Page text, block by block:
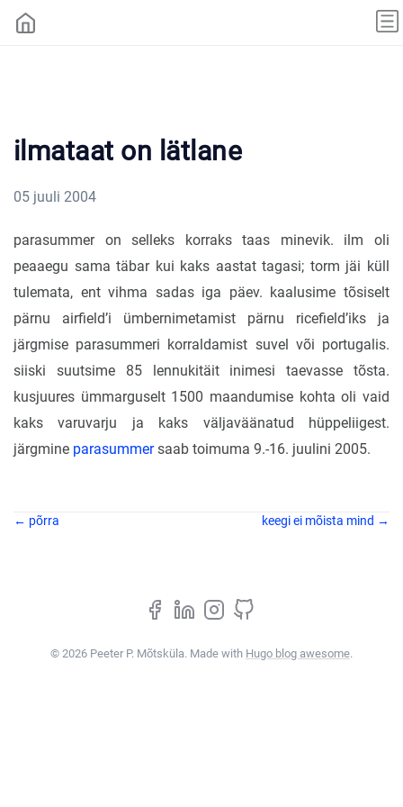
ilmataat on lätlane
05 juuli 2004
parasummer on selleks korraks taas minevik. ilm oli
peaaegu sama täbar kui kaks aastat tagasi; torm jäi küll
tulemata, ent vihma sadas iga päev. kaalusime tõsiselt
pärnu airfield’i ümbernimetamist pärnu ricefield’iks ja
järgmise parasummeri korraldamist suvel või portugalis.
siiski suutsime 85 lennukitäit inimesi taevasse tõsta.
kusjuures ümmarguselt 1500 maandumise kohta oli vaid
kaks varuvarju ja kaks väljaväänatud hüppeliigest.
järgmine parasummersaab toimuma 9.-16. juulini 2005.
← põrra keegi ei mõista mind →
© 2026 Peeter P. Mõtsküla. Made with Hugo blog awesome.